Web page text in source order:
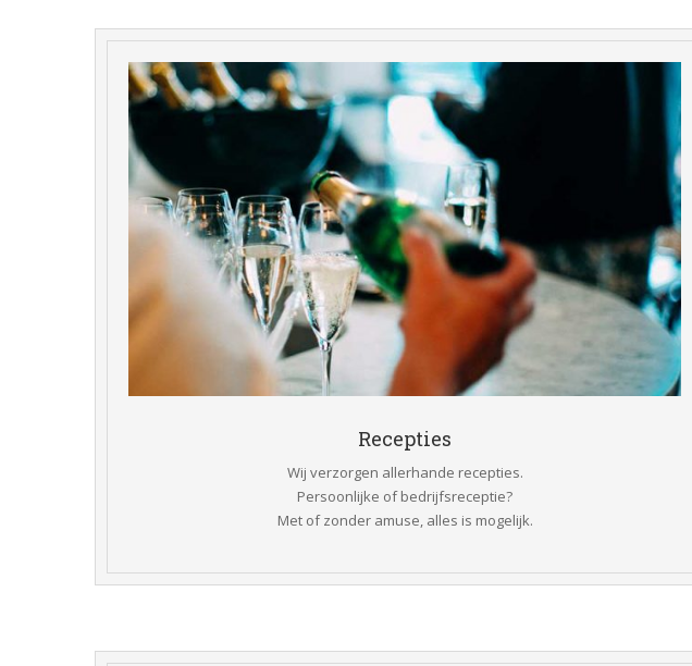
Recepties
Wij verzorgen allerhande recepties.
Persoonlijke of bedrijfsreceptie?
Met of zonder amuse, alles is mogelijk.